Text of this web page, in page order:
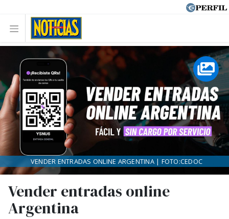
Vender entradas online
Argentina
VENDER ENTRADAS ONLINE ARGENTINA | FOTO:CEDOC